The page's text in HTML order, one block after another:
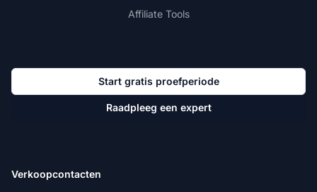
Affiliate Tools
Start gratis proefperiode
Raadpleeg een expert
Verkoopcontacten